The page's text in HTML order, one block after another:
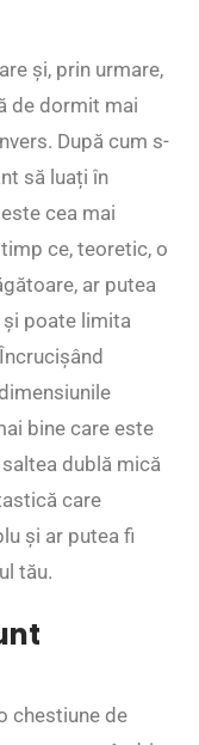
și, prin urmare,
de dormit mai
După cum s-
să luați în
cea mai
ce, teoretic, o
ar putea
poate limita
bine care este
dublă mică
care
și ar putea fi
tău.
chestiune de